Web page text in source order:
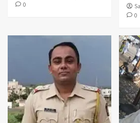
0
0